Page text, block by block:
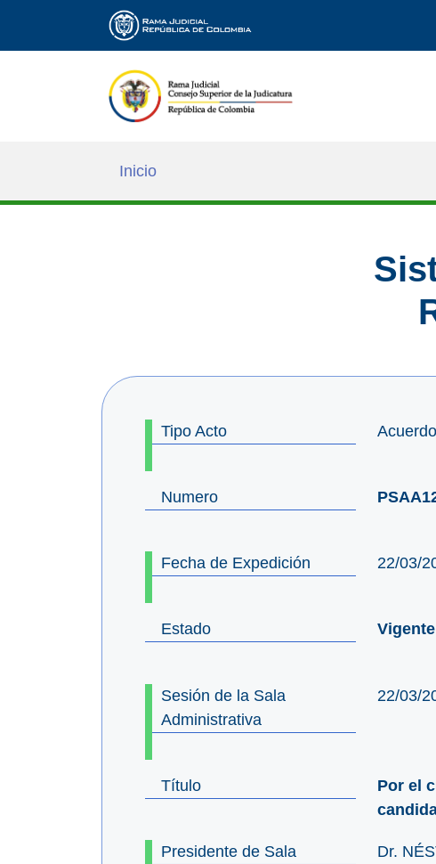
Inicio
Tipo Acto Acuerdo
Numero
Fecha de Expedición 22/03/
Estado
Sesión de la Sala
Administrativa
22/03/
Título
Por el
Presidente de Sala Dr.